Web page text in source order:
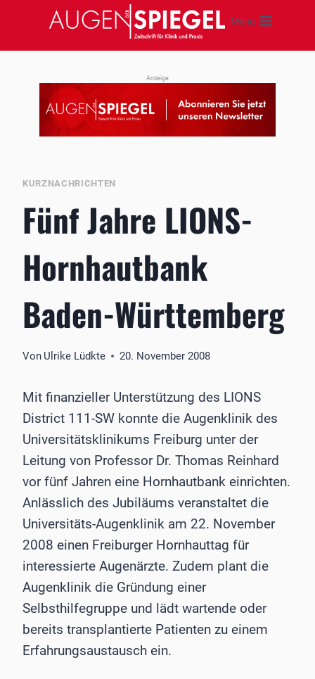
springen
Menü
Anzeige
KURZNACHRICHTEN
Fünf Jahre LIONS-
Hornhautbank
Baden-Württemberg
Von Ulrike Lüdkte 20. November 2008
Mit finanzieller Unterstützung des LIONS
District 111-SW konnte die Augenklinik des
Universitätsklinikums Freiburg unter der
Leitung von Professor Dr. Thomas Reinhard
vor fünf Jahren eine Hornhautbank einrichten.
Anlässlich des Jubiläums veranstaltet die
Universitäts-Augenklinik am 22. November
2008 einen Freiburger Hornhauttag für
interessierte Augenärzte. Zudem plant die
Augenklinik die Gründung einer
Selbsthilfegruppe und lädt wartende oder
bereits transplantierte Patienten zu einem
Erfahrungsaustausch ein.